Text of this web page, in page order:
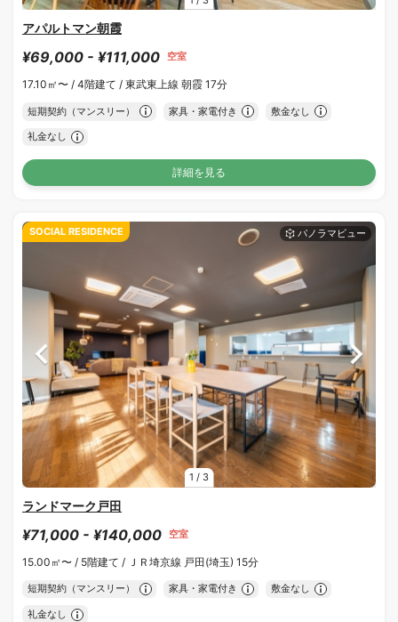
アパルトマン朝霞
¥69,000 - ¥111,000 空室
17.10㎡〜 / 4階建て / 東武東上線 朝霞 17分
短期契約（マンスリー） 家具・家電付き 敷金なし
礼金なし
詳細を見る
1 / 3
SOCIAL RESIDENCE
ランドマーク戸田
¥71,000 - ¥140,000 空室
15.00㎡〜 / 5階建て / ＪＲ埼京線 戸田(埼玉) 15分
短期契約（マンスリー） 家具・家電付き 敷金なし
礼金なし